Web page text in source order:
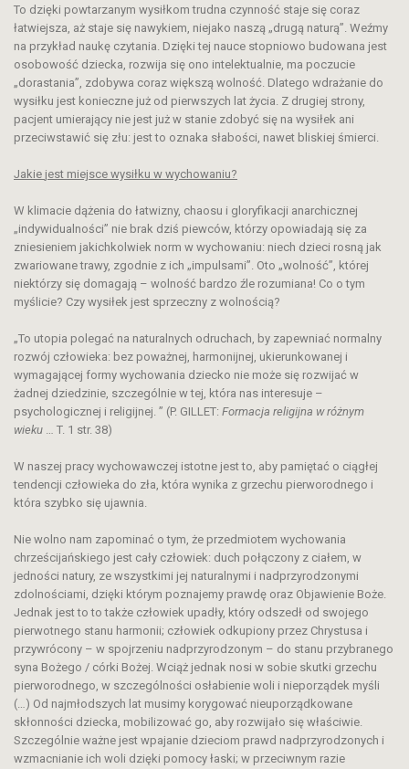
To dzięki powtarzanym wysiłkom trudna czynność staje się coraz
łatwiejsza, aż staje się nawykiem, niejako naszą „drugą naturą”. Weźmy
na przykład naukę czytania. Dzięki tej nauce stopniowo budowana jest
osobowość dziecka, rozwija się ono intelektualnie, ma poczucie
„dorastania”, zdobywa coraz większą wolność. Dlatego wdrażanie do
wysiłku jest konieczne już od pierwszych lat życia. Z drugiej strony,
pacjent umierający nie jest już w stanie zdobyć się na wysiłek ani
przeciwstawić się złu: jest to oznaka słabości, nawet bliskiej śmierci.
Jakie jest miejsce wysiłku w wychowaniu?
W klimacie dążenia do łatwizny, chaosu i gloryfikacji anarchicznej
„indywidualności” nie brak dziś piewców, którzy opowiadają się za
zniesieniem jakichkolwiek norm w wychowaniu: niech dzieci rosną jak
zwariowane trawy, zgodnie z ich „impulsami”. Oto „wolność”, której
niektórzy się domagają – wolność bardzo źle rozumiana! Co o tym
myślicie? Czy wysiłek jest sprzeczny z wolnością?
„To utopia polegać na naturalnych odruchach, by zapewniać normalny
rozwój człowieka: bez poważnej, harmonijnej, ukierunkowanej i
wymagającej formy wychowania dziecko nie może się rozwijać w
żadnej dziedzinie, szczególnie w tej, która nas interesuje –
psychologicznej i religijnej. ” (P. GILLET: Formacja religijna w różnym
wieku … T. 1 str. 38)
W naszej pracy wychowawczej istotne jest to, aby pamiętać o ciągłej
tendencji człowieka do zła, która wynika z grzechu pierworodnego i
która szybko się ujawnia.
Nie wolno nam zapominać o tym, że przedmiotem wychowania
chrześcijańskiego jest cały człowiek: duch połączony z ciałem, w
jedności natury, ze wszystkimi jej naturalnymi i nadprzyrodzonymi
zdolnościami, dzięki którym poznajemy prawdę oraz Objawienie Boże.
Jednak jest to to także człowiek upadły, który odszedł od swojego
pierwotnego stanu harmonii; człowiek odkupiony przez Chrystusa i
przywrócony – w spojrzeniu nadprzyrodzonym – do stanu przybranego
syna Bożego / córki Bożej. Wciąż jednak nosi w sobie skutki grzechu
pierworodnego, w szczególności osłabienie woli i nieporządek myśli
(…) Od najmłodszych lat musimy korygować nieuporządkowane
skłonności dziecka, mobilizować go, aby rozwijało się właściwie.
Szczególnie ważne jest wpajanie dzieciom prawd nadprzyrodzonych i
wzmacnianie ich woli dzięki pomocy łaski; w przeciwnym razie